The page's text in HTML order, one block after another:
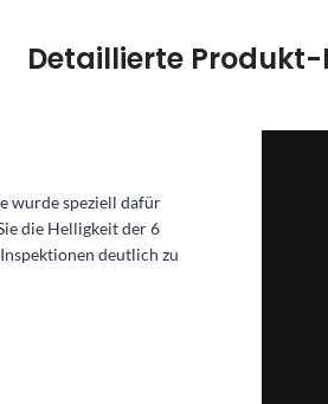
Detaillierte
wurde speziell dafür
die Helligkeit der 6
deutlich zu